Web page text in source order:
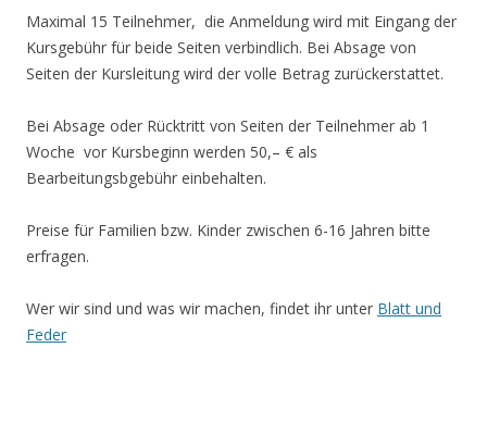
Maximal 15 Teilnehmer, die Anmeldung wird mit Eingang der
Kursgebühr für beide Seiten verbindlich. Bei Absage von
Seiten der Kursleitung wird der volle Betrag zurückerstattet.
Bei Absage oder Rücktritt von Seiten der Teilnehmer ab 1
Woche vor Kursbeginn werden 50,– € als
Bearbeitungsbgebühr einbehalten.
Preise für Familien bzw. Kinder zwischen 6-16 Jahren bitte
erfragen.
Wer wir sind und was wir machen, findet ihr unter Blatt und
Feder